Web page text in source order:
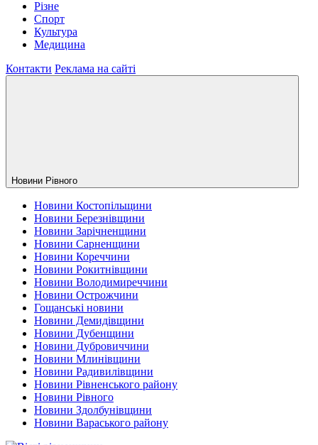
Різне
Спорт
Культура
Медицина
Контакти Реклама на сайті
Новини Рiвного
Новини Костопільщини
Новини Березнівщини
Новини Зарічненщини
Новини Сарненщини
Новини Кореччини
Новини Рокитнівщини
Новини Володимиреччини
Новини Острожчини
Гощанські новини
Новини Демидівщини
Новини Дубенщини
Новини Дубровиччини
Новини Млинівщини
Новини Радивилівщини
Новини Рівненського району
Новини Рівного
Новини Здолбунівщини
Новини Вараського району